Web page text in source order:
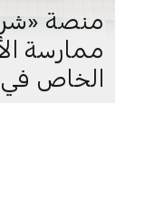
منصة
ممارسة
الخاص في